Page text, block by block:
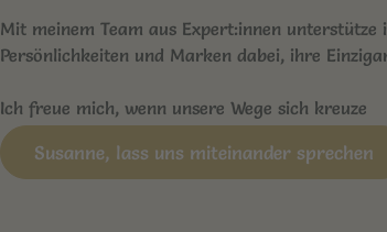
Mit meinem Team aus Expert:innen unterstütze
Persönlichkeiten und Marken dabei, ihre
Ich freue mich, wenn unsere Wege sich kreuze
Susanne, lass uns miteinander sprechen